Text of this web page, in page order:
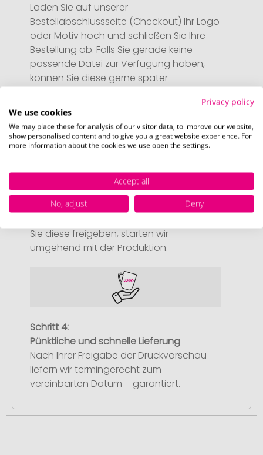
Laden Sie auf unserer
Bestellabschlussseite (Checkout) Ihr Logo
oder Motiv hoch und schließen Sie Ihre
Bestellung ab. Falls Sie gerade keine
passende Datei zur Verfügung haben,
können Sie diese gerne später
Schritt 3:
Artikelvorschau und Freigabe
Sie erhalten von uns eine kostenlose
Sie diese freigeben, starten wir
umgehend mit der Produktion.
Schritt 4:
Pünktliche und schnelle Lieferung
Nach Ihrer Freigabe der Druckvorschau
liefern wir termingerecht zum
vereinbarten Datum – garantiert.
Privacy policy
We use cookies
We may place these for analysis of our visitor data, to improve our website,
show personalised content and to give you a great website experience. For
more information about the cookies we use open the settings.
Accept all
No, adjust
Deny